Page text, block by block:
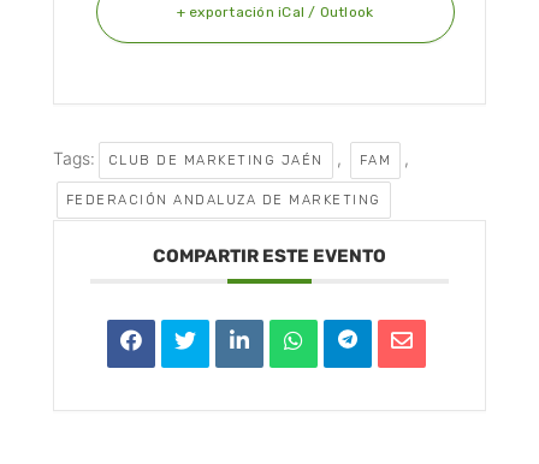
+ exportación iCal / Outlook
Tags: CLUB DE MARKETING JAÉN , FAM ,
FEDERACIÓN ANDALUZA DE MARKETING
COMPARTIR ESTE EVENTO